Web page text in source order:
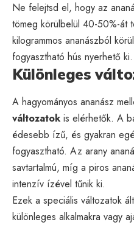
Ne felejtsd el, hogy az
tömeg körülbelül 40-50%-át
kilogrammos ananászból
fogyasztható hús nyerhető ki.
Különleges
A hagyományos ananász
változatok is elérhetők. A
édesebb ízű, és gyakran
fogyasztható. Az arany
savtartalmú, míg a piros
intenzív ízével tűnik ki.
Ezek a speciális változatok
különleges alkalmakra vagy